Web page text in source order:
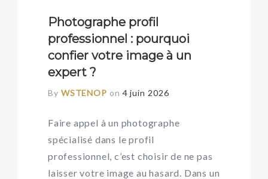
Photographe profil
professionnel : pourquoi
confier votre image à un
expert ?
By WSTENOP on 4 juin 2026
Faire appel à un photographe
spécialisé dans le profil
professionnel, c’est choisir de ne pas
laisser votre image au hasard. Dans un